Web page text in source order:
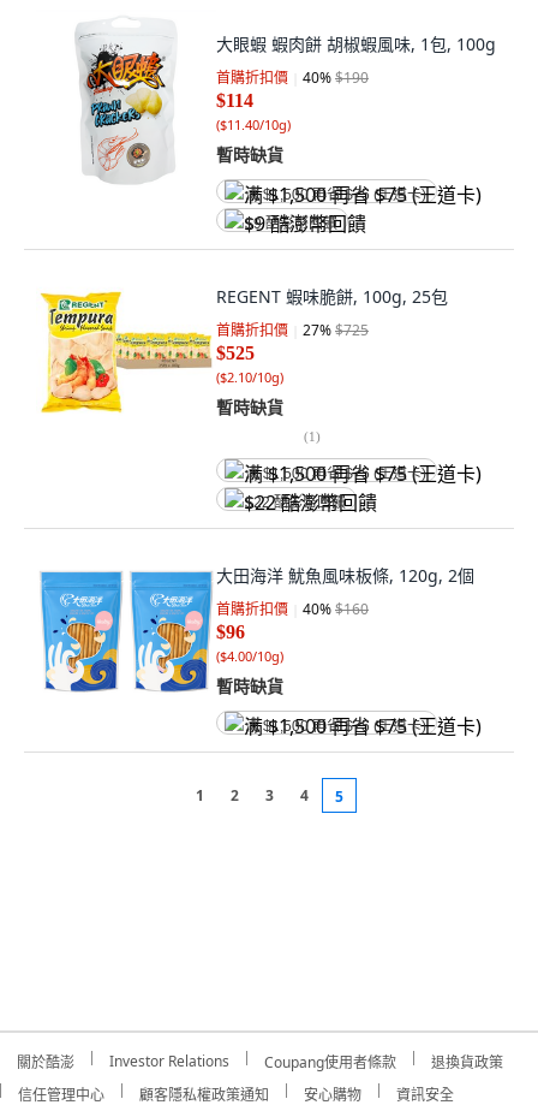
大眼蝦 蝦肉餅 胡椒蝦風味, 1包, 100g
首購折扣價 40%$190
$114
($11.40/10g)
暫時缺貨
满 $1,500 再省 $75 (王道卡)
$9 酷澎幣回饋
REGENT 蝦味脆餅, 100g, 25包
首購折扣價 27%$725
$525
($2.10/10g)
暫時缺貨
(1)
满 $1,500 再省 $75 (王道卡)
$22 酷澎幣回饋
大田海洋 魷魚風味板條, 120g, 2個
首購折扣價 40%$160
$96
($4.00/10g)
暫時缺貨
满 $1,500 再省 $75 (王道卡)
1 2 3 4 5
關於酷澎 Investor Relations Coupang使用者條款
退換貨政策
信任管理中心
顧客隱私權政策通知 安心購物 資訊安全